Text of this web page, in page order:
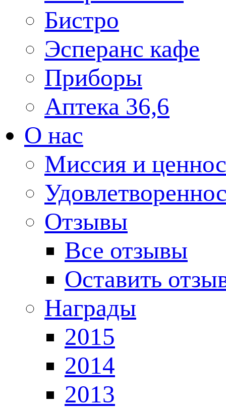
Бистро
Эсперанс кафе
Приборы
Аптека 36,6
О нас
Миссия и
Отзывы
Все отзывы
Оставить
Награды
2015
2014
2013